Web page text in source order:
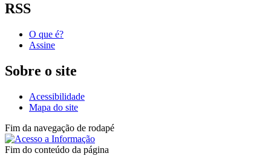
RSS
O que é?
Assine
Sobre o site
Acessibilidade
Mapa do site
Fim da navegação de rodapé
Fim do conteúdo da página